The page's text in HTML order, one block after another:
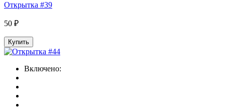
Открытка #39
50 ₽
Купить
Включено: